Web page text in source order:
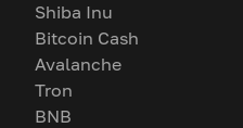
Shiba Inu
Bitcoin Cash
Avalanche
Tron
BNB